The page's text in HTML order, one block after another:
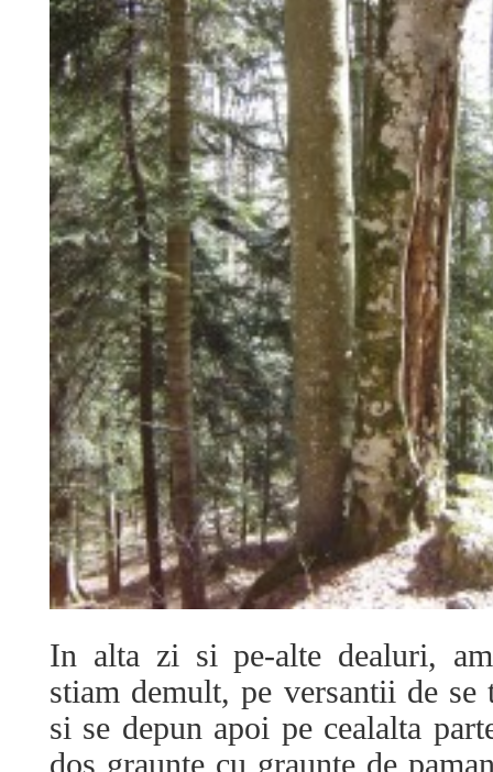
In alta zi si pe-alte dealuri,
stiam demult, pe versantii de
si se depun apoi pe cealalta
dos graunte cu graunte de